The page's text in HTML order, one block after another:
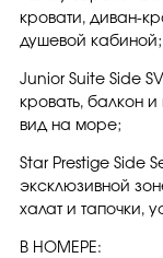
кровати, диван-
душевой кабиной;
Junior Suite Side
кровать, балкон
вид на море;
Star Prestige Side
эксклюзивной
халат и тапочки,
В НОМЕРЕ: